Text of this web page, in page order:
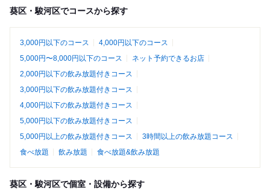
葵区・駿河区でコースから探す
3,000円以下のコース
4,000円以下のコース
5,000円〜8,000円以下のコース
ネット予約できるお店
2,000円以下の飲み放題付きコース
3,000円以下の飲み放題付きコース
4,000円以下の飲み放題付きコース
5,000円以下の飲み放題付きコース
5,000円以上の飲み放題付きコース
3時間以上の飲み放題コース
食べ放題
飲み放題 食べ放題&飲み放題
葵区・駿河区で個室・設備から探す